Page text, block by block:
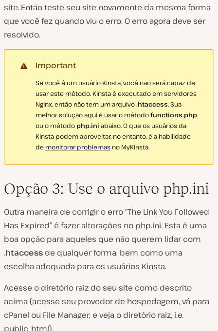
site. Então teste seu site novamente da mesma forma
que você fez quando viu o erro. O erro agora deve ser
resolvido.
Important
Se você é um usuário Kinsta, você não será capaz de
usar este método. Kinsta é executado em servidores
Nginx, então não tem um arquivo.htaccess. Sua
melhor solução aqui é usar o métodofunctions.php
ou o método php.ini abaixo. O que os usuários da
Kinsta podem aproveitar, no entanto, é a habilidade
de monitorar problemas no MyKinsta.
Opção 3: Use o arquivo php.ini
Outra maneira de corrigir o erro “The Link You Followed
Has Expired” é fazer alterações no php.ini. Esta é uma
boa opção para aqueles que não querem lidar com
.htaccess de qualquer forma, bem como uma
escolha adequada para os usuários Kinsta.
Acesse o diretório raiz do seu site como descrito
acima (acesse seu provedor de hospedagem, vá para
cPanel ou File Manager, e veja o diretório raiz, i.e.
public_html).